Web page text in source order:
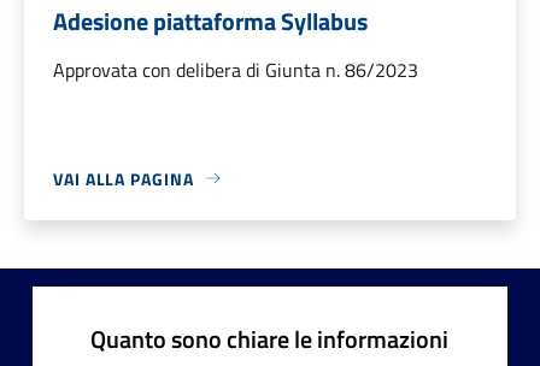
Adesione piattaforma Syllabus
Approvata con delibera di Giunta n. 86/2023
VAI ALLA PAGINA
Quanto sono chiare le informazioni